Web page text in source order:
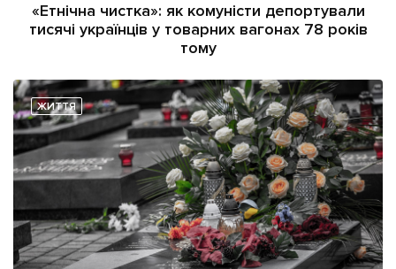
«Етнічна чистка»: як комуністи депортували
тисячі українців у товарних вагонах 78 років
тому
ЖИТТЯ